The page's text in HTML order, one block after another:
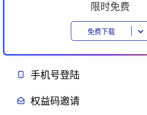
限时免费
免费下载
手机号登陆
权益码邀请